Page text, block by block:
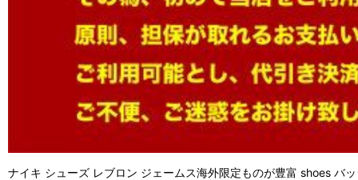
ナイキ シューズ レブロン ジェームス海外限定ものが豊富 shoes バ